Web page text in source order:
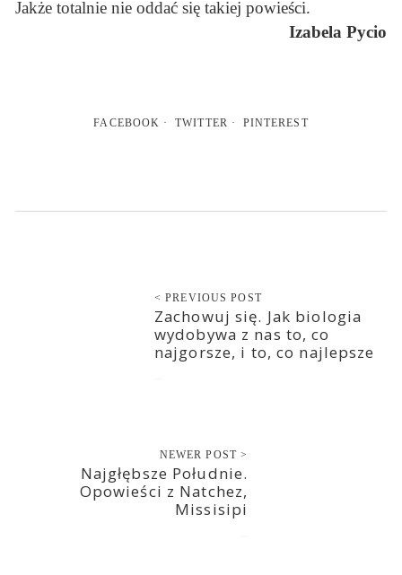
Jakże totalnie nie oddać się takiej powieści.
Izabela Pycio
FACEBOOK TWITTER PINTEREST
< PREVIOUS POST
Zachowuj się. Jak biologia
wydobywa z nas to, co
najgorsze, i to, co najlepsze
NEWER POST >
Najgłębsze Południe.
Opowieści z Natchez,
Missisipi